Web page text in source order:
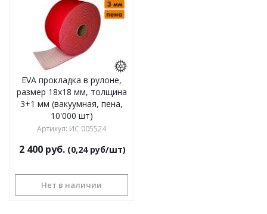
EVA прокладка в рулоне,
размер 18х18 мм, толщина
3+1 мм (вакуумная, пена,
10'000 шт)
Артикул: ИС 005524
2 400 руб. (0,24 руб/шт)
Нет в наличии